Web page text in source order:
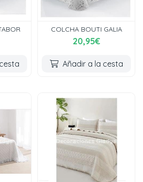
COLCHA BOUTI GALIA
20,95€
Añadir a la cesta